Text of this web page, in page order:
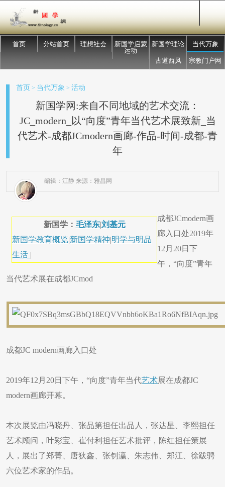
首页 分站首页 理想社会
新国学启蒙
运动
新国学理论 当代万象
古道西风 宗教门户网
首页 > 当代万象 > 活动
新国学网:来自不同地域的艺术交流：
JC_modern_以“向度”青年当代艺术展致新_当
代艺术-成都JCmodern画廊-作品-时间-成都-青
年
编辑：江静 来源：雅昌网
新国学： 毛泽东|刘基元
新国学教育概览|新国学精神|明学与明品
生活 |
成都JCmodern画
廊入口处2019年
12月20日下
午，“向度”青年
当代艺术展在成都JCmod
成都JC modern画廊入口处
2019年12月20日下午，“向度”青年当代艺术展在成都JC
modern画廊开幕。
本次展览由冯晓丹、张品第担任出品人，张达星、李熙担任
艺术顾问，叶彩宝、崔付利担任艺术批评，陈红担任策展
人，展出了郑菁、唐狄鑫、张钊瀛、朱志伟、郑江、徐跋骋
六位艺术家的作品。